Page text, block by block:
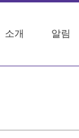
소개 알림